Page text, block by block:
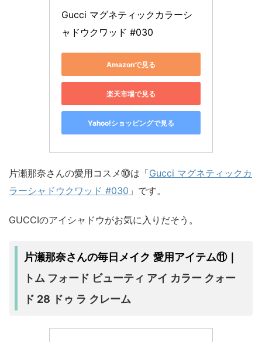
Gucci マグネティックカラーシ
ャドウクワッド #030
Amazonで見る
楽天市場で見る
Yahoo!ショッピングで見る
片瀬那奈さんの愛用コスメ⑩は「Gucci マグネティックカ
ラーシャドウクワッド #030 」です。
GUCCIのアイシャドウがお気に入りだそう。
片瀬那奈さんの毎日メイク 愛用アイテム⑪｜
トム フォード ビューティ アイ カラー クォー
ド 28 ドゥ ラ クレーム